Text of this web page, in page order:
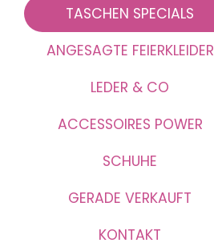
TASCHEN SPECIALS
ANGESAGTE FEIERKLEIDER
LEDER & CO
ACCESSOIRES POWER
SCHUHE
GERADE VERKAUFT
KONTAKT